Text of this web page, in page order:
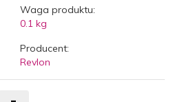
Waga produktu:
0.1 kg
Producent:
Revlon